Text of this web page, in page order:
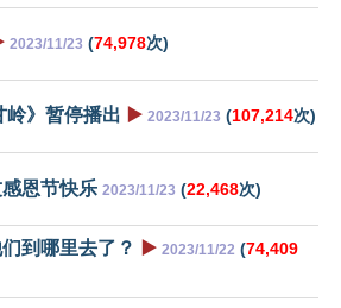
2023/11/23 (74,978次)
岭》暂停播出 ▶️ 2023/11/23 (107,214次)
恩节快乐 2023/11/23 (22,468次)
到哪里去了？ ▶️ 2023/11/22 (74,409